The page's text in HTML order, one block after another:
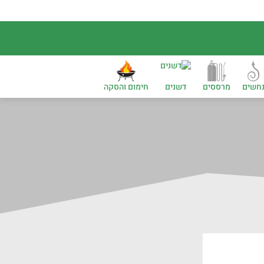
נחשים מרססים דשנים חימום והסקה